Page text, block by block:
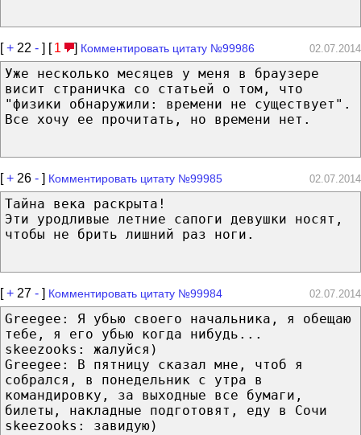
[+ 22 - ] [ 1 ] Комментировать цитату №99986 02.07.2014
Уже несколько месяцев у меня в браузере
висит страничка со статьей о том, что
"физики обнаружили: времени не существует".
Все хочу ее прочитать, но времени нет.
[+ 26 - ] Комментировать цитату №99985 02.07.2014
Тайна века раскрыта!
Эти уродливые летние сапоги девушки носят,
чтобы не брить лишний раз ноги.
[+ 27 - ] Комментировать цитату №99984 02.07.2014
Greegee: Я убью своего начальника, я обещаю
тебе, я его убью когда нибудь...
skeezooks: жалуйся)
Greegee: В пятницу сказал мне, чтоб я
собрался, в понедельник с утра в
командировку, за выходные все бумаги,
билеты, накладные подготовят, еду в Сочи
skeezooks: завидую)